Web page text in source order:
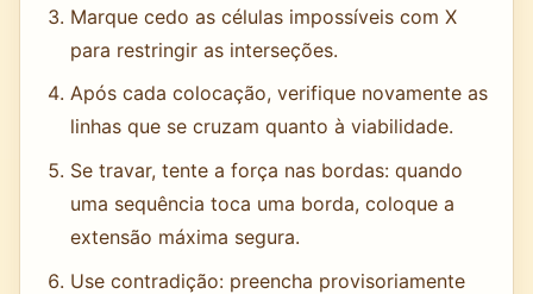
Marque cedo as células impossíveis com X
para restringir as interseções.
Após cada colocação, verifique novamente as
linhas que se cruzam quanto à viabilidade.
Se travar, tente a força nas bordas: quando
uma sequência toca uma borda, coloque a
extensão máxima segura.
Use contradição: preencha provisoriamente